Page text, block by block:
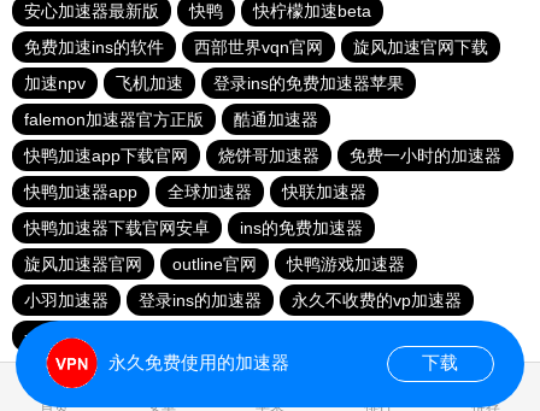
安心加速器最新版
快鸭
快柠檬加速beta
免费加速ins的软件
西部世界vqn官网
旋风加速官网下载
加速npv
飞机加速
登录ins的免费加速器苹果
falemon加速器官方正版
酷通加速器
快鸭加速app下载官网
烧饼哥加速器
免费一小时的加速器
快鸭加速器app
全球加速器
快联加速器
快鸭加速器下载官网安卓
ins的免费加速器
旋风加速器官网
outline官网
快鸭游戏加速器
小羽加速器
登录ins的加速器
永久不收费的vp加速器
一元机场clash官网下载
首页 安卓 苹果 排行 推荐
永久免费使用的加速器 下载
0.041943s